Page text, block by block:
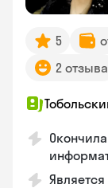
5
2 отзыва